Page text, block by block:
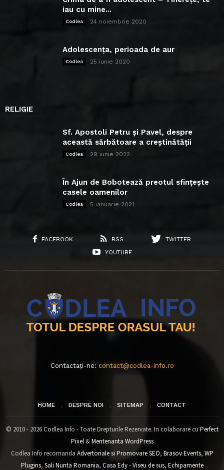
iau cu mine...
Codlea 24 noiembrie 2020
Adolescența, perioada de aur
Codlea 25 iunie 2020
RELIGIE
Sf. Apostoli Petru și Pavel, despre
această sărbătoare a creștinătății
Codlea 29 iunie 2022
În Ajun de Bobotează preotul sfințește
casele oamenilor
Codlea 5 ianuarie 2021
FACEBOOK RSS
TWITTER
YOUTUBE
Contactați-ne: contact@codlea-info.ro
HOME DESPRE NOI SITEMAP CONTACT
© 2010 - 2026 Codlea Info - Toate Drepturile Rezervate. In colaborare cu Perfect
Pixel&Mentenanta WordPress
Codlea Info recomanda Advertoriale si Promovare SEO, Brasov Events, WP
Plugins, Sali Nunta Romania, Casa Edy - Viseu de sus, Echipamente